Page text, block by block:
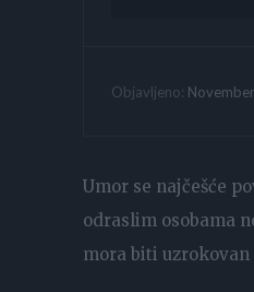
Objavljeno:
Umor se najčešće
odraslim osobama
mora biti uzrokovan